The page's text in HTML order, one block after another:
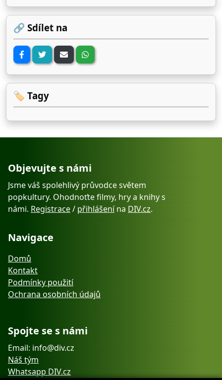
🔗 Sdílet na
🏷️ Tagy
Objevujte s námi
Jsme váš spolehlivý průvodce světem
popkultury. Ohodnoťte filmy, hry a knihy s
námi. Registrace/ přihlášenína DIV.cz.
Navigace
Domů
Kontakt
Podmínky použití
Ochrana osobních údajů
Spojte se s námi
Email: info@div.cz
Náš tým
Whatsapp DIV.cz